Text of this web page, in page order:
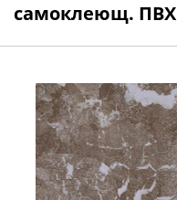
самоклеющ. ПВХ